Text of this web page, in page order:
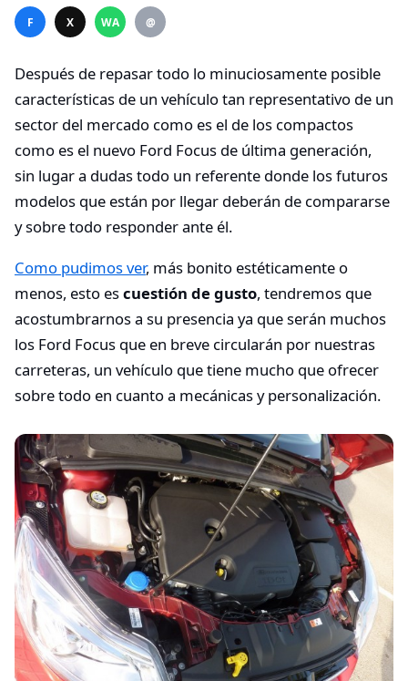
F X WA @
Después de repasar todo lo minuciosamente posible
características de un vehículo tan representativo de un
sector del mercado como es el de los compactos
como es el nuevo Ford Focus de última generación,
sin lugar a dudas todo un referente donde los futuros
modelos que están por llegar deberán de compararse
y sobre todo responder ante él.
Como pudimos ver, más bonito estéticamente o
menos, esto escuestión de gusto, tendremos que
acostumbrarnos a su presencia ya que serán muchos
los Ford Focus que en breve circularán por nuestras
carreteras, un vehículo que tiene mucho que ofrecer
sobre todo en cuanto a mecánicas y personalización.